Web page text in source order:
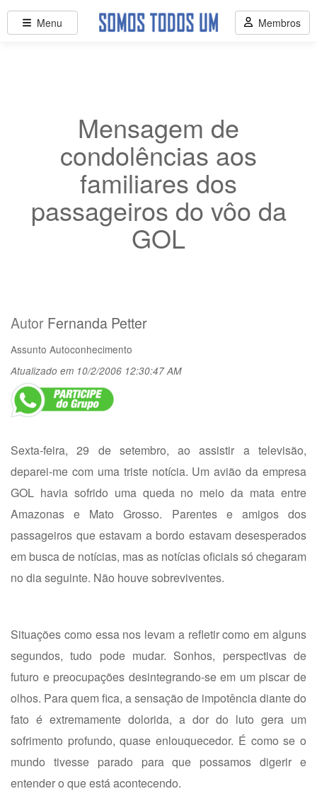
Mensagem de
condolências aos
familiares dos
passageiros do vôo da
GOL
Autor Fernanda Petter
Assunto Autoconhecimento
Atualizado em 10/2/2006 12:30:47 AM
Sexta-feira, 29 de setembro, ao assistir a televisão,
deparei-me com uma triste notícia. Um avião da empresa
GOL havia sofrido uma queda no meio da mata entre
Amazonas e Mato Grosso. Parentes e amigos dos
passageiros que estavam a bordo estavam desesperados
em busca de notícias, mas as notícias oficiais só chegaram
no dia seguinte. Não houve sobreviventes.
Situações como essa nos levam a refletir como em alguns
segundos, tudo pode mudar. Sonhos, perspectivas de
futuro e preocupações desintegrando-se em um piscar de
olhos. Para quem fica, a sensação de impotência diante do
fato é extremamente dolorida, a dor do luto gera um
sofrimento profundo, quase enlouquecedor. É como se o
mundo tivesse parado para que possamos digerir e
entender o que está acontecendo.
Menu Membros